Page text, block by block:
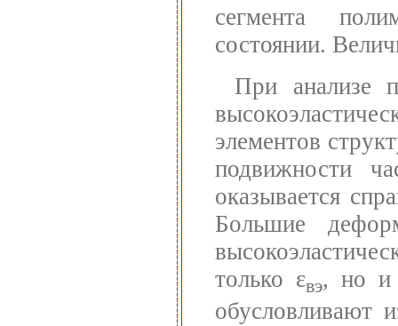
сегмента
состоянии.
При анализе
элементов
подвижности
оказывается
Большие
только εвэ, но и
обусловливают